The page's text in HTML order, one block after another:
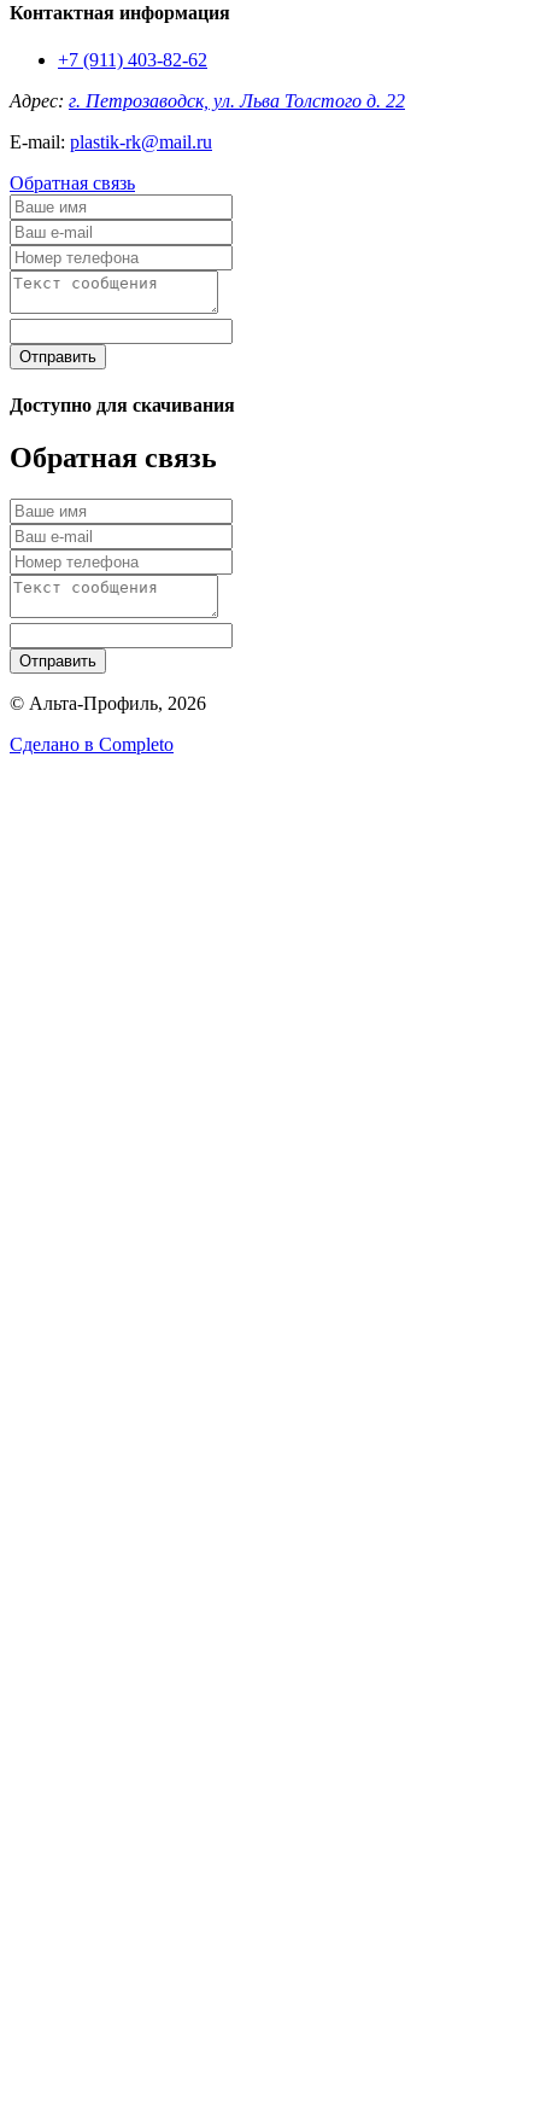
Контактная информация
+7 (911) 403-82-62
Адрес: г. Петрозаводск, ул. Льва Толстого д. 22
E-mail: plastik-rk@mail.ru
Обратная связь
Отправить
Доступно для скачивания
Обратная связь
Отправить
© Альта-Профиль, 2026
Сделано в Completo